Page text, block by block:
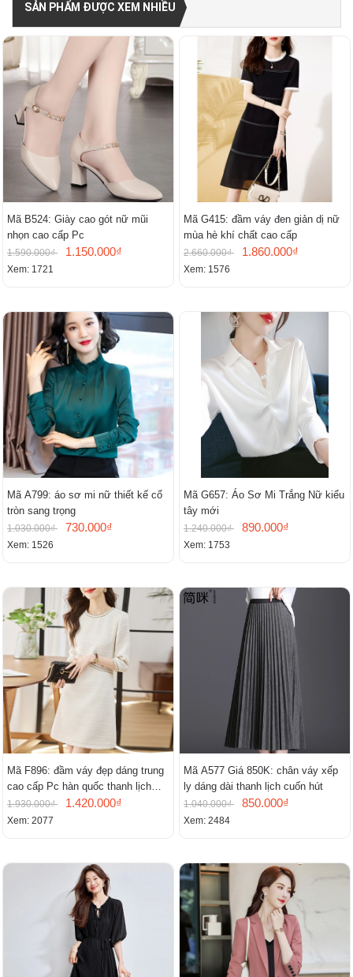
SẢN PHẨM ĐƯỢC XEM NHIỀU
Mã B524: Giày cao gót nữ mũi
nhọn cao cấp Pc
1.590.000₫ 1.150.000₫
Xem: 1721
Mã G415: đầm váy đen giản dị nữ
mùa hè khí chất cao cấp
2.660.000₫ 1.860.000₫
Xem: 1576
Mã A799: áo sơ mi nữ thiết kế cổ
tròn sang trọng
1.030.000₫ 730.000₫
Xem: 1526
Mã G657: Áo Sơ Mi Trắng Nữ kiểu
tây mới
1.240.000₫ 890.000₫
Xem: 1753
Mã F896: đầm váy đẹp dáng trung
cao cấp Pc hàn quốc thanh lịch
mới
1.930.000₫ 1.420.000₫
Xem: 2077
Mã A577 Giá 850K: chân váy xếp
ly dáng dài thanh lịch cuốn hút
1.040.000₫ 850.000₫
Xem: 2484